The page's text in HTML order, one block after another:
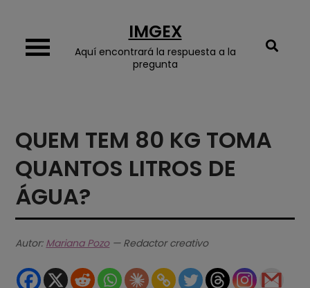
content
IMGEX
Aquí encontrará la respuesta a la
pregunta
QUEM TEM 80 KG TOMA
QUANTOS LITROS DE
ÁGUA?
Autor: Mariana Pozo— Redactor creativo